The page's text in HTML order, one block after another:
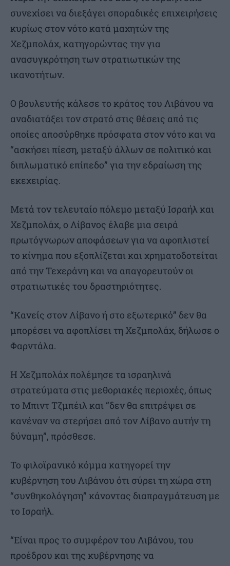
συνεχίσει να διεξάγει σποραδικές επιχειρήσεις
κυρίως στον νότο κατά μαχητών της
Χεζμπολάχ, κατηγορώντας την για
ανασυγκρότηση των στρατιωτικών της
ικανοτήτων.
Ο βουλευτής κάλεσε το κράτος του Λιβάνου να
αναδιατάξει τον στρατό στις θέσεις από τις
οποίες αποσύρθηκε πρόσφατα στον νότο και να
“ασκήσει πίεση, μεταξύ άλλων σε πολιτικό και
διπλωματικό επίπεδο” για την εδραίωση της
εκεχειρίας.
Μετά τον τελευταίο πόλεμο μεταξύ Ισραήλ και
Χεζμπολάχ, ο Λίβανος έλαβε μια σειρά
πρωτόγνωρων αποφάσεων για να αφοπλιστεί
το κίνημα που εξοπλίζεται και χρηματοδοτείται
από την Τεχεράνη και να απαγορευτούν οι
στρατιωτικές του δραστηριότητες.
“Κανείς στον Λίβανο ή στο εξωτερικό” δεν θα
μπορέσει να αφοπλίσει τη Χεζμπολάχ, δήλωσε ο
Φαρντάλα.
Η Χεζμπολάχ πολέμησε τα ισραηλινά
στρατεύματα στις μεθοριακές περιοχές, όπως
το Μπιντ Τζμπέιλ και “δεν θα επιτρέψει σε
κανέναν να στερήσει από τον Λίβανο αυτήν τη
δύναμη”, πρόσθεσε.
Το φιλοϊρανικό κόμμα κατηγορεί την
κυβέρνηση του Λιβάνου ότι σύρει τη χώρα στη
“συνθηκολόγηση” κάνοντας διαπραγμάτευση με
το Ισραήλ.
“Είναι προς το συμφέρον του Λιβάνου, του
προέδρου και της κυβέρνησης να